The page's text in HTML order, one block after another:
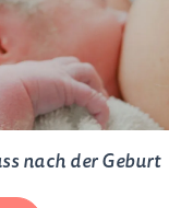
nach der Geburt